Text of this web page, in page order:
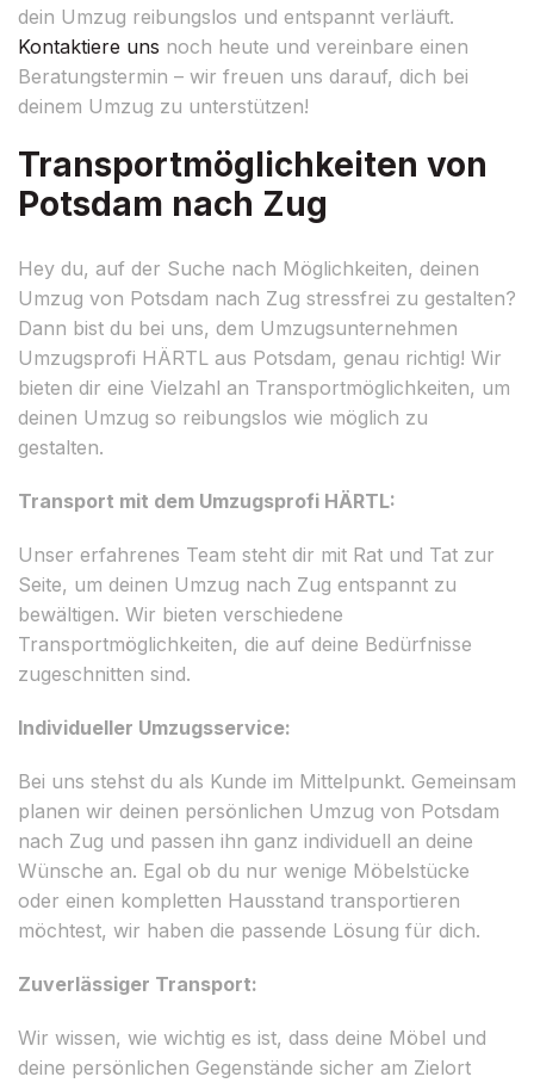
dein Umzug reibungslos und entspannt verläuft.
Kontaktiere uns noch heute und vereinbare einen
Beratungstermin – wir freuen uns darauf, dich bei
deinem Umzug zu unterstützen!
Transportmöglichkeiten von
Potsdam nach Zug
Hey du, auf der Suche nach Möglichkeiten, deinen
Umzug von Potsdam nach Zug stressfrei zu gestalten?
Dann bist du bei uns, dem Umzugsunternehmen
Umzugsprofi HÄRTL aus Potsdam, genau richtig! Wir
bieten dir eine Vielzahl an Transportmöglichkeiten, um
deinen Umzug so reibungslos wie möglich zu
gestalten.
Transport mit dem Umzugsprofi HÄRTL:
Unser erfahrenes Team steht dir mit Rat und Tat zur
Seite, um deinen Umzug nach Zug entspannt zu
bewältigen. Wir bieten verschiedene
Transportmöglichkeiten, die auf deine Bedürfnisse
zugeschnitten sind.
Individueller Umzugsservice:
Bei uns stehst du als Kunde im Mittelpunkt. Gemeinsam
planen wir deinen persönlichen Umzug von Potsdam
nach Zug und passen ihn ganz individuell an deine
Wünsche an. Egal ob du nur wenige Möbelstücke
oder einen kompletten Hausstand transportieren
möchtest, wir haben die passende Lösung für dich.
Zuverlässiger Transport:
Wir wissen, wie wichtig es ist, dass deine Möbel und
deine persönlichen Gegenstände sicher am Zielort